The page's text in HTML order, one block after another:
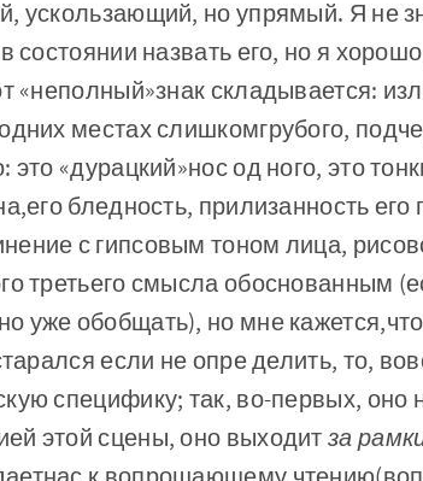
ускользающий, но упрямый. Я не
состоянии назвать его, но я
«неполный»знак складывается:
местах слишкомгрубого,
это «дурацкий»нос од­ ного, это
бледность, прилизанность его
с гипсовым тоном лица,
третьего смысла обоснованным
уже обобщать), но мне
если не опре­ делить, то,
специфику; так, во-первых, оно
этой сцены, оно выходитза